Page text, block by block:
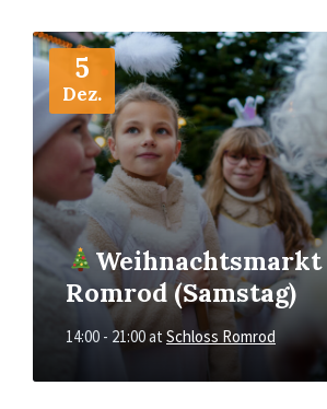
5
Dez.
Weihnachtsmarkt
Romrod (Samstag)
14:00 - 21:00at Schloss Romrod
More
Info